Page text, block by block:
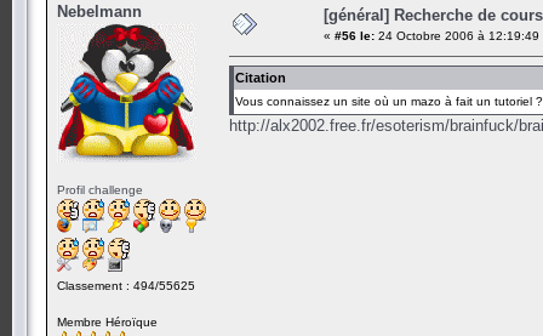
Nebelmann
Profil challenge
Classement : 494/55625
Membre Héroïque
[général] Recherche de
« #56 le: 24 Octobre 2006 à 12:19:49
Citation
Vous connaissez un site où un mazo à fait un tutoriel ?
http://alx2002.free.fr/esoterism/brainfuck/